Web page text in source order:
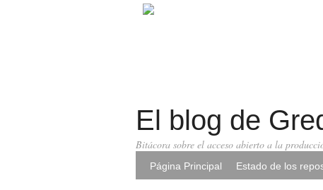
El blog de
Bitácora sobre el acceso abierto a la
Página Principal Estado de los